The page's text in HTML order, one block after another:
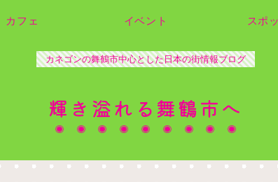
カネゴンの舞鶴市中心とした日本の街情報ブログ
輝き溢れる舞鶴市へ
カフェ イベント スポ